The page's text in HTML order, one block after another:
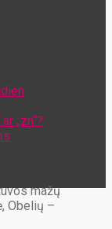
„zn“?
mažų
Obelių –